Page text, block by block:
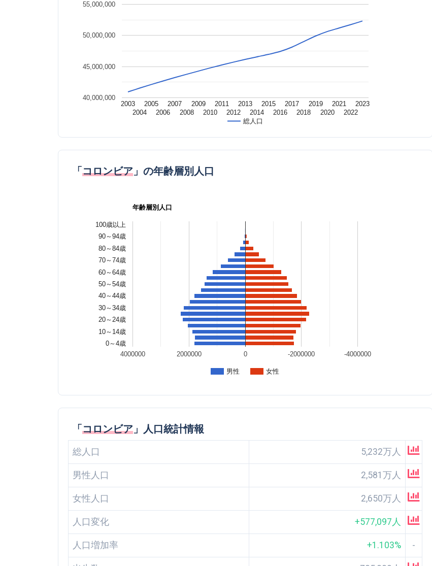
総人口
2003
2004
2005
2006
2007
2008
2009
2010
2011
2012
2013
2014
2015
2016
2017
2018
2019
2020
2021
2022
2023
40,000,000
45,000,000
50,000,000
55,000,000
「コロンビア」の年齢層別人口
年齢層別人口
男性 女性
4000000 2000000 0 -2000000 -4000000
0～4歳
10～14歳
20～24歳
30～34歳
40～44歳
50～54歳
60～64歳
70～74歳
80～84歳
90～94歳
100歳以上
「コロンビア」人口統計情報
総人口 5,232万人
男性人口 2,581万人
女性人口 2,650万人
人口変化 +577,097人
人口増加率 +1.103% -